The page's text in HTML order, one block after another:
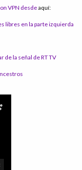
VPN desdeaquí:
libres en la parte izquierda
de la señal de RT TV